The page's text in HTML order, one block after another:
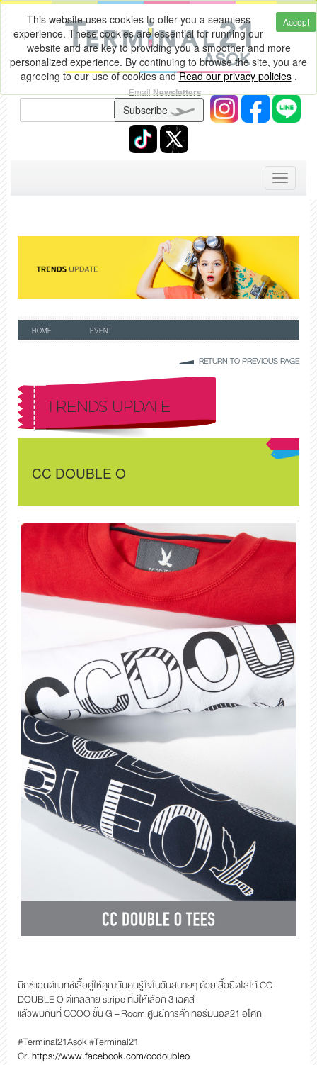
Accept
This website uses cookies to offer you a seamless
experience. These cookies are essential for running our
website and are key to providing you a smoother and more
personalized experience. By continuing to browse the site, you are
agreeing to our use of cookies andRead our privacy policies.
EmailNewsletters
Subscribe
Toggle
HOME EVENT
RETURN TO PREVIOUS PAGE
TRENDS UPDATE
CC DOUBLE O
มิกซ์แอนด์แมทช์เสื้อคู่ให้คุณกับคนรู้ใจในวันสบายๆ ด้วยเสื้อยืดโลโก้ CC
DOUBLE O ดีเทลลาย stripe ที่มีให้เลือก 3 เฉดสี
แล้วพบกันที่ CCOO ชั้น G – Room ศูนย์การค้าเทอร์มินอล21 อโศก
#Terminal21Asok #Terminal21
Cr.https://www.facebook.com/ccdoubleo